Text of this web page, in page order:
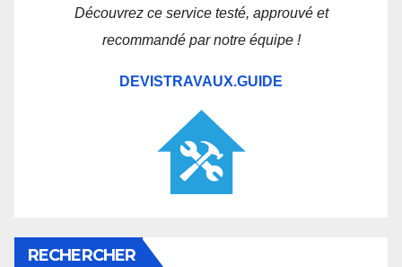
Découvrez ce service testé, approuvé et
recommandé par notre équipe !
DEVISTRAVAUX.GUIDE
RECHERCHER